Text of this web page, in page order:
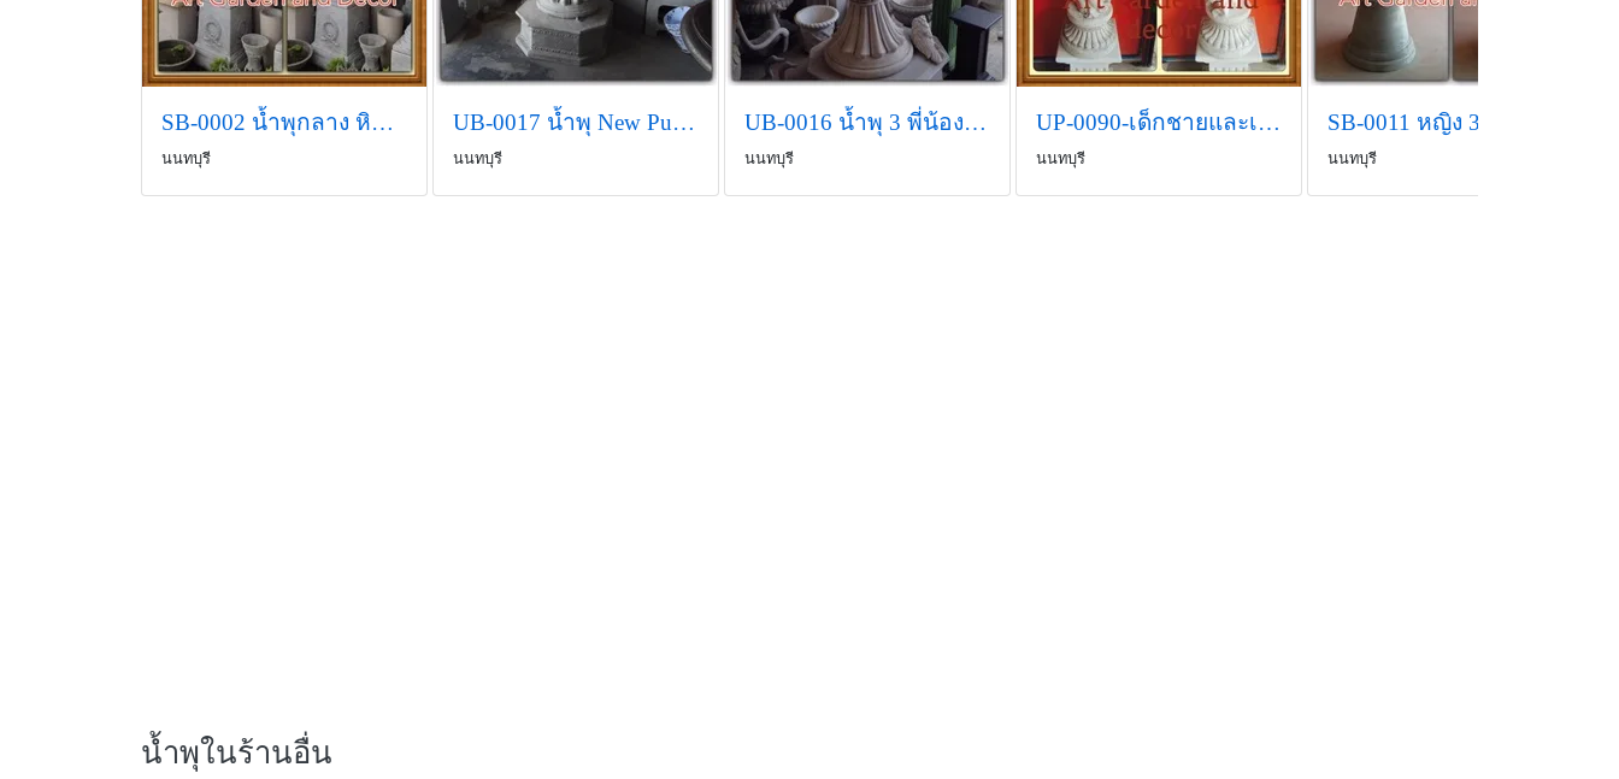
SB-0002 น้ำพุกลาง หินทราย(ก90ส225)
นนทบุรี
UB-0017 น้ำพุ New Pumpkin 3 ชั้น
นนทบุรี
UB-0016 น้ำพุ 3 พี่น้องใหญ่
นนทบุรี
UP-0090-เด็กชายและเด็กหญิงเทินพาน น้ำพุ หินทราย
นนทบุรี นนทบุรี
น้ำพุในร้านอื่น